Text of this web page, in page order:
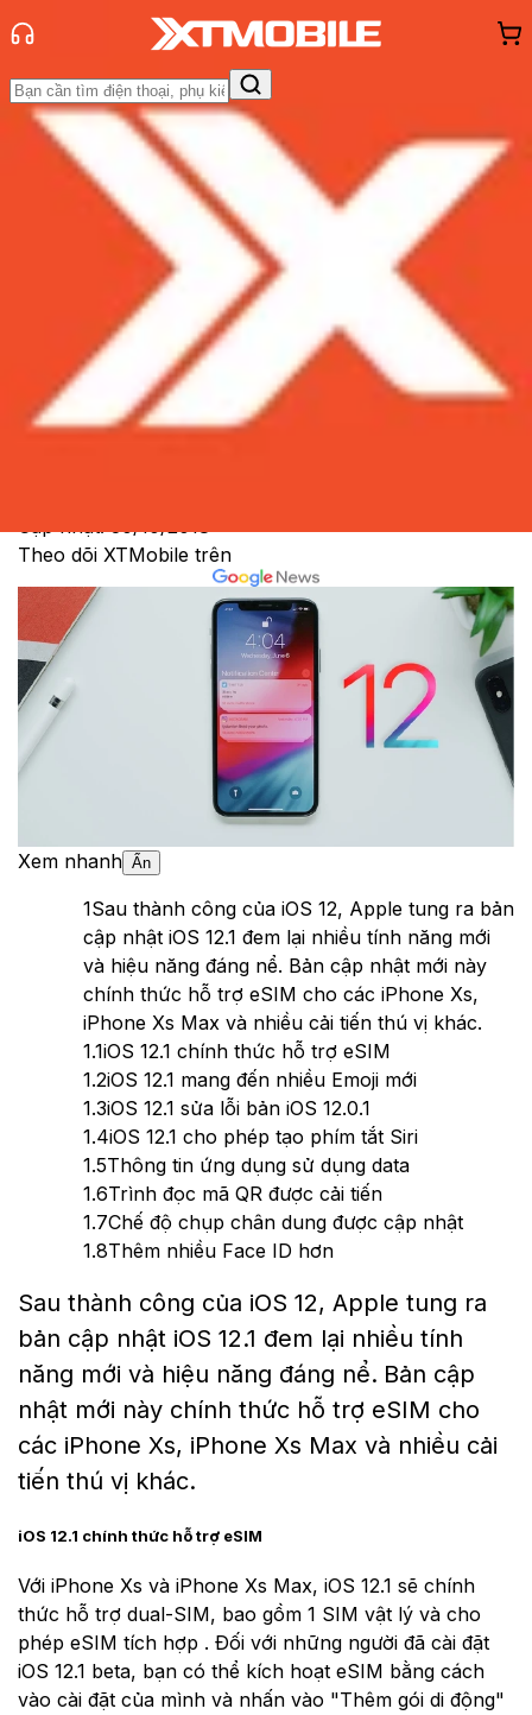
Trang chủ
Tin tức
Tin Mới
Đánh Giá - Trên TaySo Sánh Tư vấnKhuyến
Hỏi đáp App - Game Thông báo
hàng - Sự kiện
iOS 12.1 đem lại nhiều cải tiến đáng
kể, nên cập nhật luôn và ngay
Cập nhật:30/10/2018
Theo dõi XTMobile trên
Xem nhanh Ẩn
1Sau thành công của iOS 12, Apple tung ra bản
cập nhật iOS 12.1 đem lại nhiều tính năng mới
và hiệu năng đáng nể. Bản cập nhật mới này
chính thức hỗ trợ eSIM cho các iPhone Xs,
iPhone Xs Max và nhiều cải tiến thú vị khác.
1.1iOS 12.1 chính thức hỗ trợ eSIM
1.2iOS 12.1 mang đến nhiều Emoji mới
1.3iOS 12.1 sửa lỗi bản iOS 12.0.1
1.4iOS 12.1 cho phép tạo phím tắt Siri
1.5Thông tin ứng dụng sử dụng data
1.6Trình đọc mã QR được cải tiến
1.7Chế độ chụp chân dung được cập nhật
1.8Thêm nhiều Face ID hơn
Sau thành công của iOS 12, Apple tung ra
bản cập nhật iOS 12.1 đem lại nhiều tính
năng mới và hiệu năng đáng nể. Bản cập
nhật mới này chính thức hỗ trợ eSIM cho
các iPhone Xs, iPhone Xs Max và nhiều cải
tiến thú vị khác.
iOS 12.1 chính thức hỗ trợ eSIM
Với iPhone Xs và iPhone Xs Max, iOS 12.1 sẽ chính
thức hỗ trợ dual-SIM, bao gồm 1 SIM vật lý và cho
phép eSIM tích hợp . Đối với những người đã cài đặt
iOS 12.1 beta, bạn có thể kích hoạt eSIM bằng cách
vào cài đặt của mình và nhấn vào "Thêm gói di động"